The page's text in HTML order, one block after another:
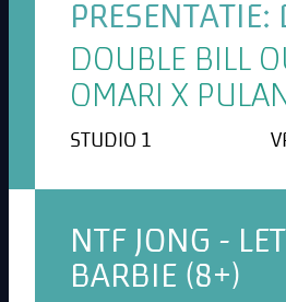
PRESENTATIE:
DOUBLE BILL
OMARI X
STUDIO 1
NTF JONG -
BARBIE (8+)